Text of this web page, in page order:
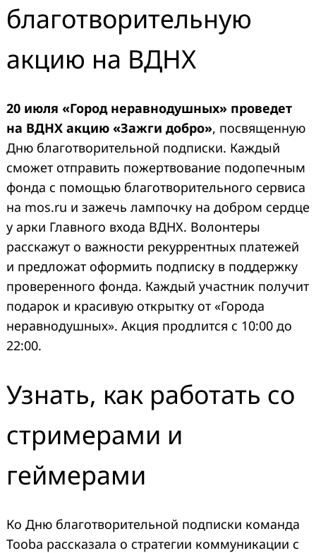
благотворительную
акцию на ВДНХ
20 июля «Город неравнодушных» проведет
на ВДНХ акцию «Зажги добро», посвященную
Дню благотворительной подписки. Каждый
сможет отправить пожертвование подопечным
фонда с помощью благотворительного сервиса
на mos.ru и зажечь лампочку на добром сердце
у арки Главного входа ВДНХ. Волонтеры
расскажут о важности рекуррентных платежей
и предложат оформить подписку в поддержку
проверенного фонда. Каждый участник получит
подарок и красивую открытку от «Города
неравнодушных». Акция продлится с 10:00 до
22:00.
Узнать, как работать со
стримерами и
геймерами
Ко Дню благотворительной подписки команда
Tooba рассказала о стратегии коммуникации с